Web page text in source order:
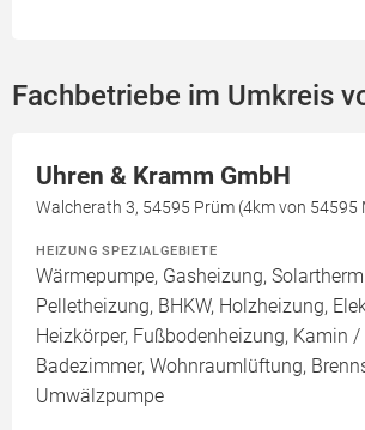
Fachbetriebe im Umkreis
Uhren & Kramm GmbH
Walcherath 3, 54595 Prüm (4km von 54595
HEIZUNG SPEZIALGEBIETE
Wärmepumpe, Gasheizung,
Pelletheizung, BHKW, Holzheizung,
Heizkörper, Fußbodenheizung, Kamin /
Badezimmer, Wohnraumlüftung,
Umwälzpumpe